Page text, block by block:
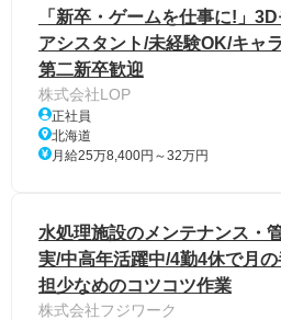
「新卒・ゲームを仕事に!」
アシスタント/未経験OK/キャ
第二新卒歓迎
株式会社LOP
正社員
北海道
月給25万8,400円～32万円
水処理施設のメンテナンス・
実/中高年活躍中/4勤4休で月
担少なめのコツコツ作業
株式会社フジワーク